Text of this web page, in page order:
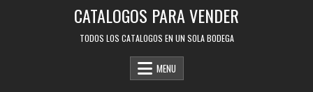
CATALOGOS PARA VENDER
TODOS LOS CATALOGOS EN UN SOLA BODEGA
MENU